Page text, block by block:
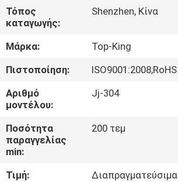
ΜΕ
ΕΜΆΣ
ΕΠΙΣΚΈΨΕΙΣ
ΣΤΟ
ΕΡΓΟΣΤΆΣΙΟ
ΈΛΕΓΧΟΣ
ΠΟΙΌΤΗΤΑΣ
Τόπος
καταγωγής:
Shenzhen, Κίνα
Μάρκα:
Top-King
Πιστοποίηση:
ISO9001:2008;RoHS
Αριθμό
μοντέλου:
Jj-304
Ποσότητα
παραγγελίας
min:
200 τεμ
Τιμή:
Διαπραγματεύσιμα